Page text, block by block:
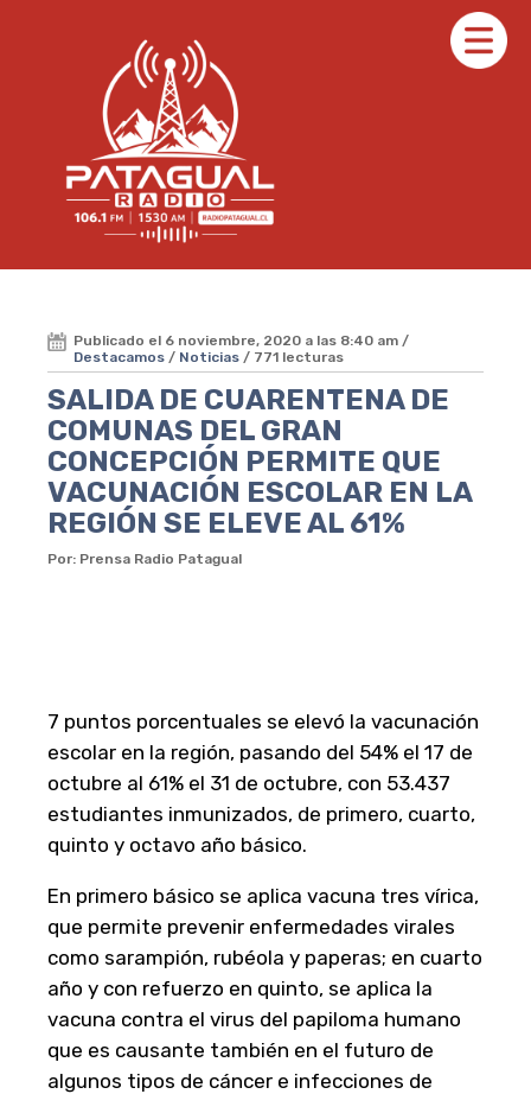
Publicado el 6 noviembre, 2020 a las 8:40 am /
Destacamos / Noticias / 771 lecturas
SALIDA DE CUARENTENA DE
COMUNAS DEL GRAN
CONCEPCIÓN PERMITE QUE
VACUNACIÓN ESCOLAR EN LA
REGIÓN SE ELEVE AL 61%
Por: Prensa Radio Patagual
7 puntos porcentuales se elevó la vacunación
escolar en la región, pasando del 54% el 17 de
octubre al 61% el 31 de octubre, con 53.437
estudiantes inmunizados, de primero, cuarto,
quinto y octavo año básico.
En primero básico se aplica vacuna tres vírica,
que permite prevenir enfermedades virales
como sarampión, rubéola y paperas; en cuarto
año y con refuerzo en quinto, se aplica la
vacuna contra el virus del papiloma humano
que es causante también en el futuro de
algunos tipos de cáncer e infecciones de